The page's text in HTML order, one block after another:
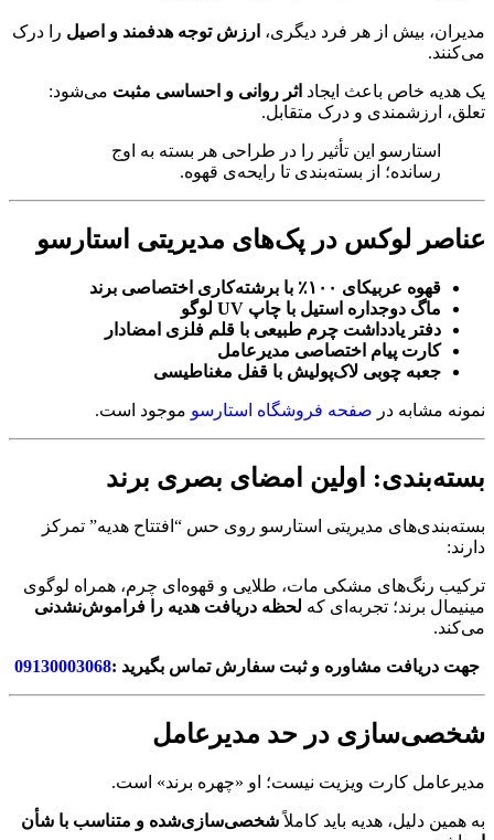
مدیران، بیش از هر فرد دیگری، ارزش توجه هدفمند و اصیل را درک
می‌کنند.
یک هدیه خاص باعث ایجاد اثر روانی و احساسی مثبت می‌شود:
تعلق، ارزشمندی و درک متقابل.
استارسو این تأثیر را در طراحی هر بسته به اوج
رسانده؛ از بسته‌بندی تا رایحه‌ی قهوه.
عناصر لوکس در پک‌های مدیریتی استارسو
قهوه عربیکای ۱۰۰٪ با برشته‌کاری اختصاصی برند
ماگ دوجداره استیل با چاپ UV لوگو
دفتر یادداشت چرم طبیعی با قلم فلزی امضادار
کارت پیام اختصاصی مدیرعامل
جعبه چوبی لاک‌پولیش با قفل مغناطیسی
نمونه مشابه در صفحه فروشگاه استارسو موجود است.
بسته‌بندی: اولین امضای بصری برند
بسته‌بندی‌های مدیریتی استارسو روی حس “افتتاح هدیه” تمرکز
دارند:
ترکیب رنگ‌های مشکی مات، طلایی و قهوه‌ای چرم، همراه لوگوی
مینیمال برند؛ تجربه‌ای که لحظه دریافت هدیه را فراموش‌نشدنی
می‌کند.
جهت دریافت مشاوره و ثبت سفارش تماس بگیرید :09130003068
شخصی‌سازی در حد مدیرعامل
مدیرعامل کارت ویزیت نیست؛ او «چهره برند» است.
به همین دلیل، هدیه باید کاملاًشخصی‌سازی‌شده و متناسب با شأن